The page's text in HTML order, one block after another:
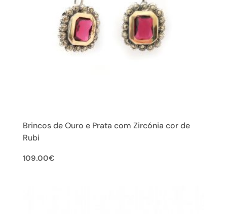
Brincos de Ouro e Prata com Zircónia cor de
Rubi
109.00€